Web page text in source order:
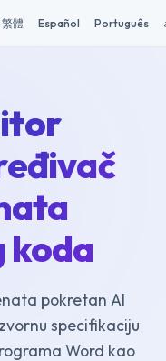
繁體 Español Português
koda
pokretan AI
specifikaciju
Word kao